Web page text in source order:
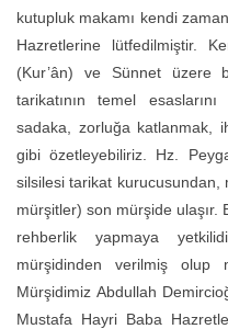
kutupluk makamı kendi
Hazretlerine lütfedilmiştir.
(Kur’ân) ve Sünnet üzere
tarikatının temel
sadaka, zorluğa katlanmak,
gibi özetleyebiliriz. Hz.
silsilesi tarikat kurucusundan,
mürşitler) son mürşide
rehberlik yapmaya
mürşidinden verilmiş olup
Mürşidimiz Abdullah
Mustafa Hayri Baba